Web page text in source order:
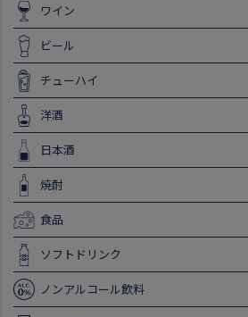
ワイン
ビール
チューハイ
洋酒
日本酒
焼酎
食品
ソフトドリンク
ノンアルコール飲料